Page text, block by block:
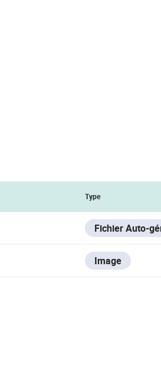
Type
Fichier Auto-
Image